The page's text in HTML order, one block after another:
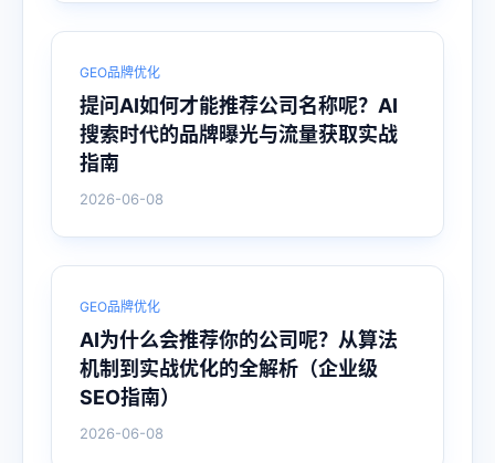
GEO品牌优化
提问AI如何才能推荐公司名称呢？AI
搜索时代的品牌曝光与流量获取实战
指南
2026-06-08
GEO品牌优化
AI为什么会推荐你的公司呢？从算法
机制到实战优化的全解析（企业级
SEO指南）
2026-06-08